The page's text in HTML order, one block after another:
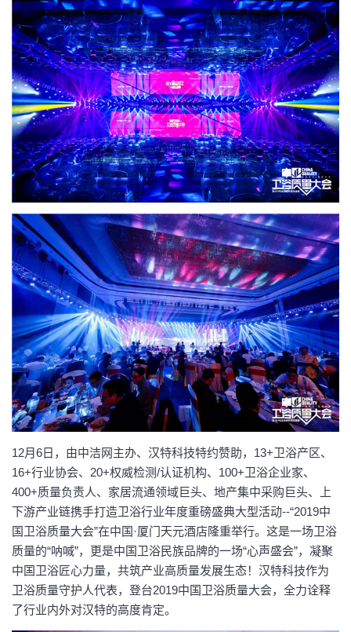
12月6日，由中洁网主办、汉特科技特约赞助，13+卫浴产区、
16+行业协会、20+权威检测/认证机构、100+卫浴企业家、
400+质量负责人、家居流通领域巨头、地产集中采购巨头、上
下游产业链携手打造卫浴行业年度重磅盛典大型活动--“2019中
国卫浴质量大会”在中国·厦门天元酒店隆重举行。这是一场卫浴
质量的“呐喊”，更是中国卫浴民族品牌的一场“心声盛会”，凝聚
中国卫浴匠心力量，共筑产业高质量发展生态！汉特科技作为
卫浴质量守护人代表，登台2019中国卫浴质量大会，全力诠释
了行业内外对汉特的高度肯定。